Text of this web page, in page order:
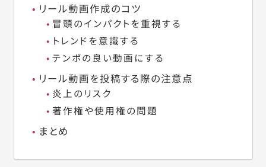
リール動画作成のコツ
冒頭のインパクトを重視する
トレンドを意識する
テンポの良い動画にする
リール動画を投稿する際の注意点
炎上のリスク
著作権や使用権の問題
まとめ